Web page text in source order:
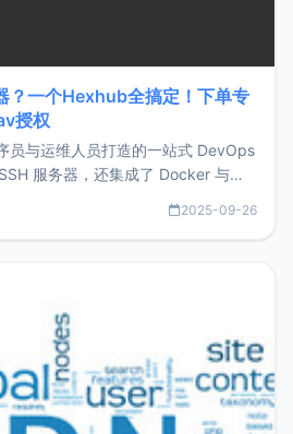
？一个Hexhub全搞定！下单专
授权
员与运维人员打造的一站式 DevOps
服务器，还集成了 Docker 与常
即可同时搞定运维与数据库操
2025-09-26